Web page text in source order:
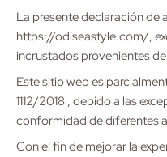
La presente declaración de
https://odiseastyle.com/,
incrustados provenientes
Este sitio web es
1112/2018 , debido a las
conformidad de diferentes
Con el fin de mejorar la